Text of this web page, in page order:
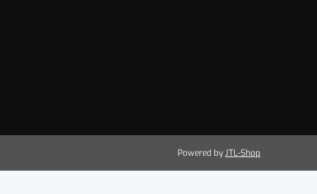
Powered byJTL-Shop